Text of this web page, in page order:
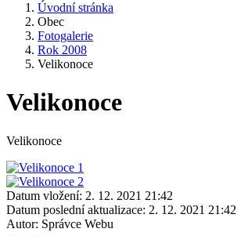
Úvodní stránka
Obec
Fotogalerie
Rok 2008
Velikonoce
Velikonoce
Velikonoce
Datum vložení: 2. 12. 2021 21:42
Datum poslední aktualizace: 2. 12. 2021 21:42
Autor: Správce Webu